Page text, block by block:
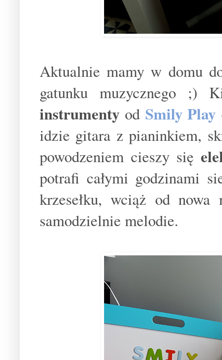
Aktualnie mamy w domu
gatunku muzycznego ;)
instrumenty od Smily Play
idzie gitara z pianinkiem,
powodzeniem cieszy się
potrafi całymi godzinami
krzesełku, wciąż od nowa
samodzielnie melodie.